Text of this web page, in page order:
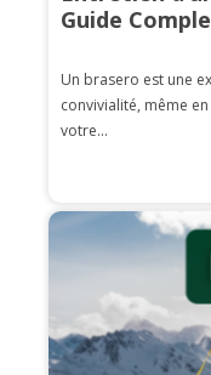
Guide
Un brasero est une
convivialité, même
votre...